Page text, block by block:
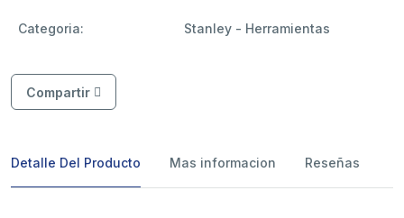
Categoria: Stanley - Herramientas
Compartir
Detalle Del Producto Mas informacion Reseñas